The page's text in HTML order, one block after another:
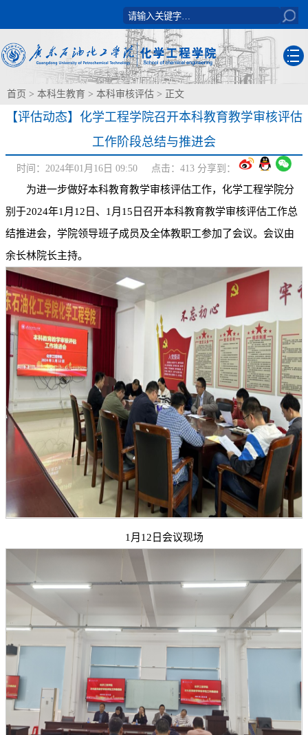
首页 > 本科生教育 > 本科审核评估 > 正文
【评估动态】化学工程学院召开本科教育教学审核评估
工作阶段总结与推进会
时间：2024年01月16日 09:50 点击： 413 分享到：
为进一步做好本科教育教学审核评估工作，化学工程学院分
别于2024年1月12日、1月15日召开本科教育教学审核评估工作总
结推进会，学院领导班子成员及全体教职工参加了会议。会议由
余长林院长主持。
1月12日会议现场